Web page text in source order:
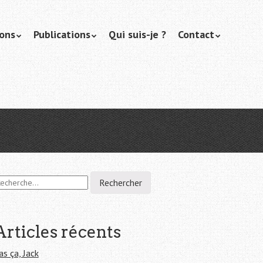
Publications Qui suis-je ? Contact
récents
ça, Jack